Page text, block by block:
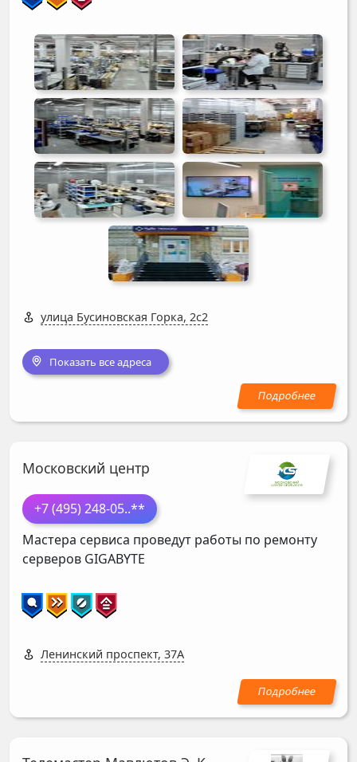
улица Бусиновская Горка, 2с2
Показать все адреса
Московский центр
+7 (495) 248-05..**
Мастера сервиса проведут работы по ремонту
серверов GIGABYTE
Ленинский проспект, 37А